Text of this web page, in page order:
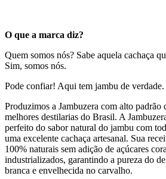
O que a marca diz?
Quem somos nós? Sabe aquela cachaça
Sim, somos nós.
Pode confiar! Aqui tem jambu de verdade.
Produzimos a Jambuzera com alto padrão
melhores destilarias do Brasil. A
perfeito do sabor natural do jambu com
uma excelente cachaça artesanal. Sua
100% naturais sem adição de açúcares
industrializados, garantindo a pureza do
branca e envelhecida no carvalho.